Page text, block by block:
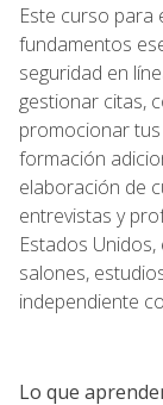
Este curso para
fundamentos
seguridad en
gestionar citas,
promocionar
formación
elaboración de
entrevistas y
Estados
salones,
independiente
Lo que